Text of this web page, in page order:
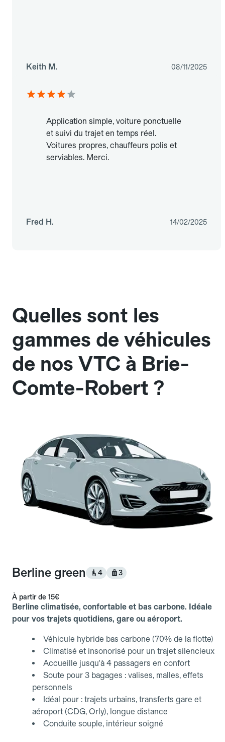
Keith M. 08/11/2025
Application simple, voiture ponctuelle
et suivi du trajet en temps réel.
Voitures propres, chauffeurs polis et
serviables. Merci.
Fred H. 14/02/2025
Quelles sont les
gammes de véhicules
de nos VTC à Brie-
Comte-Robert ?
Berline green 4 3
À partir de 15€
Berline climatisée, confortable et bas carbone. Idéale
pour vos trajets quotidiens, gare ou aéroport.
Véhicule hybride bas carbone (70% de la flotte)
Climatisé et insonorisé pour un trajet silencieux
Accueille jusqu'à 4 passagers en confort
Soute pour 3 bagages : valises, malles, effets
personnels
Idéal pour : trajets urbains, transferts gare et
aéroport (CDG, Orly), longue distance
Conduite souple, intérieur soigné